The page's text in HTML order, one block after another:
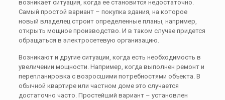
возникает ситуация, когда ее становится недостаточно.
Самый простой вариант – покупка здания, на которое
новый владелец строит определенные планы, например,
открыть мощное производство. И в таком случае придется
обращаться в электросетевую организацию.
Возникают и другие ситуации, когда есть необходимость в
увеличении мощности. Например, когда выполнен ремонт и
перепланировка с возросшими потребностями объекта. В
обычной квартире или частном доме это случается
достаточно часто. Простейший вариант – установлен